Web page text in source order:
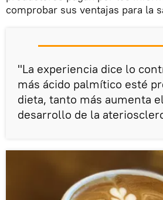
comprobar sus ventajas para la
"La experiencia dice lo
más ácido palmítico esté
dieta, tanto más aumenta
desarrollo de la